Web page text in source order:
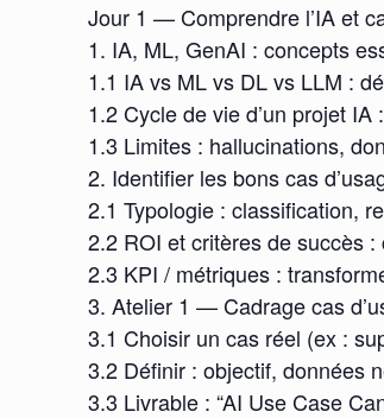
Jour 1 — Comprendre l’IA et
1. IA, ML, GenAI : concepts
1.1 IA vs ML vs DL vs LLM :
1.2 Cycle de vie d’un projet IA
1.3 Limites : hallucinations,
2. Identifier les bons cas
2.1 Typologie : classification,
2.2 ROI et critères de succès
2.3 KPI / métriques :
3. Atelier 1 — Cadrage cas
3.1 Choisir un cas réel (ex :
3.2 Définir : objectif, données
3.3 Livrable : “AI Use Case